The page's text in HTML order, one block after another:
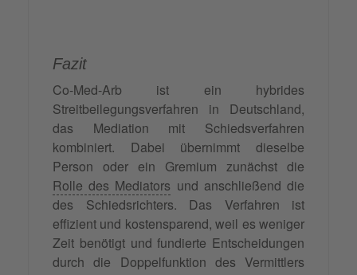
Fazit
Co-Med-Arb ist ein hybrides
Streitbeilegungsverfahren in Deutschland,
das Mediation mit Schiedsverfahren
kombiniert. Dabei übernimmt dieselbe
Person oder ein Gremium zunächst die
Rolle des Mediators und anschließend die
des Schiedsrichters. Das Verfahren ist
effizient und kostensparend, weil es weniger
Zeit benötigt und fundierte Entscheidungen
durch die Doppelfunktion des Vermittlers